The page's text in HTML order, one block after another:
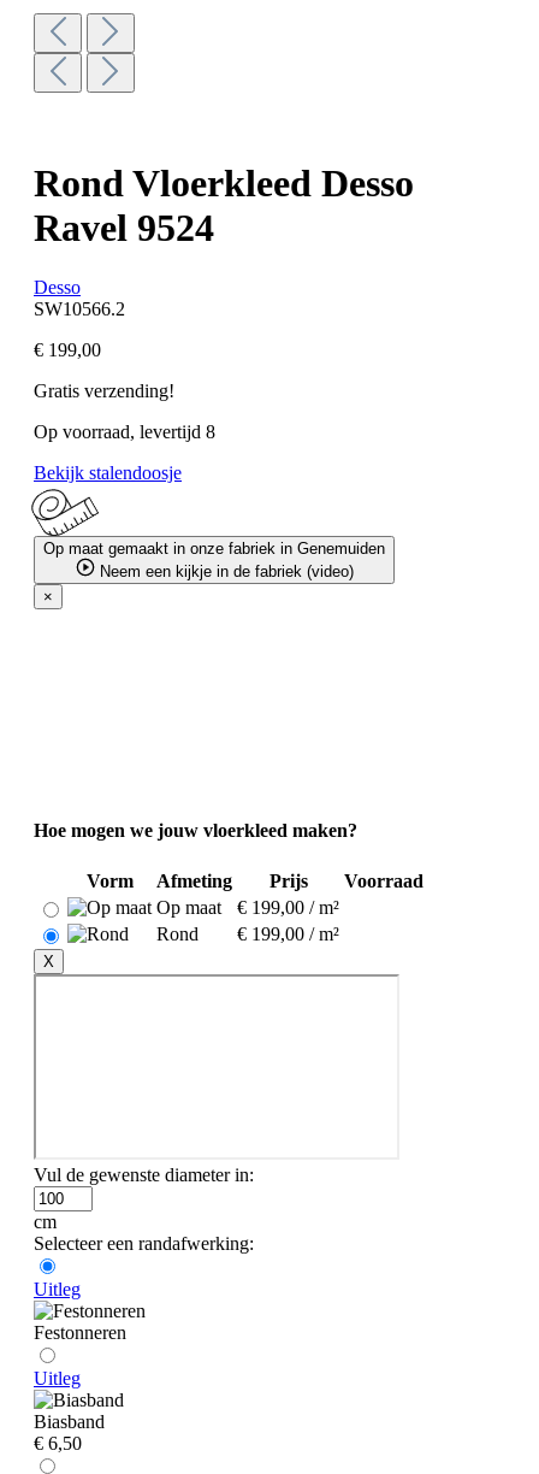
Rond Vloerkleed Desso
Ravel 9524
Desso
SW10566.2
€ 199,00
Gratis verzending!
Op voorraad, levertijd 8
Bekijk stalendoosje
Op maat gemaakt in onze fabriek in Genemuiden
Neem een kijkje in de fabriek (video)
×
Hoe mogen we jouw vloerkleed maken?
Vorm Afmeting Prijs
Voorraad
Op maat
€ 199,00 / m²
Rond
€ 199,00 / m²
X
Vul de gewenste diameter in:
cm
Selecteer een randafwerking:
Uitleg
Festonneren
Uitleg
Biasband
€ 6,50